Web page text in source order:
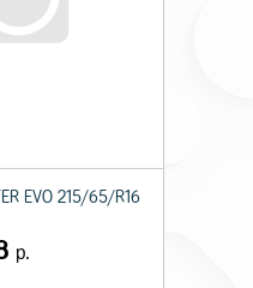
EVO 215/65/R16
р.